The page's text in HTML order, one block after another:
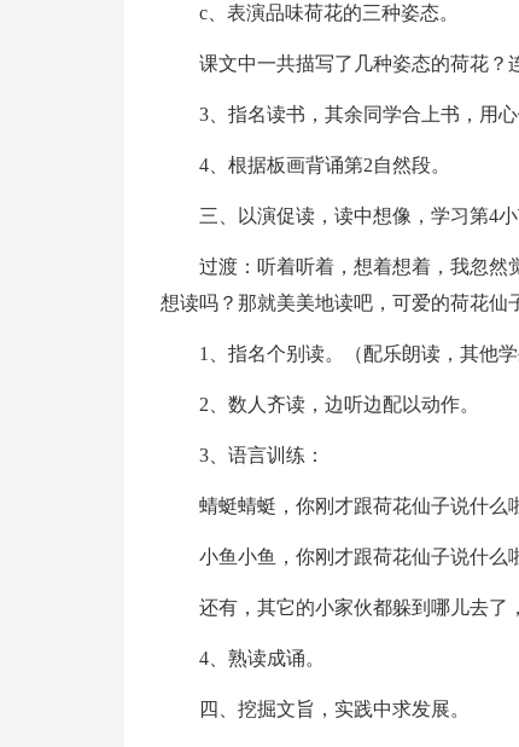
c、表演品味荷花的三种姿态。
课文中一共描写了几种姿态的荷花？
3、指名读书，其余同学合上书，用
4、根据板画背诵第2自然段。
三、以演促读，读中想像，学习第4小
过渡：听着听着，想着想着，我忽
想读吗？那就美美地读吧，可爱的荷花仙
1、指名个别读。（配乐朗读，其他学
2、数人齐读，边听边配以动作。
3、语言训练：
蜻蜓蜻蜓，你刚才跟荷花仙子说什么
小鱼小鱼，你刚才跟荷花仙子说什么
还有，其它的小家伙都躲到哪儿去了
4、熟读成诵。
四、挖掘文旨，实践中求发展。